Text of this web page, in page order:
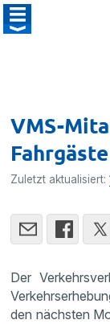
VMS-
Fahrgäste
Zuletzt aktualisiert:
Der
den nächsten